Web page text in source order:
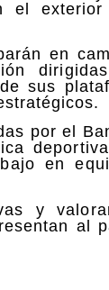
el
en
sus
por el
en
y
al